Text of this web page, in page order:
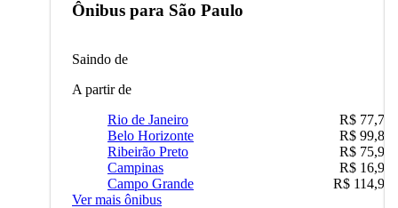
Ônibus para São Paulo
Saindo de
A partir de
Rio de Janeiro
R$ 77,70
Belo Horizonte
R$ 99,89
Ribeirão Preto
R$ 75,90
Campinas
R$ 16,90
Campo Grande
R$ 114,90
Ver mais ônibus